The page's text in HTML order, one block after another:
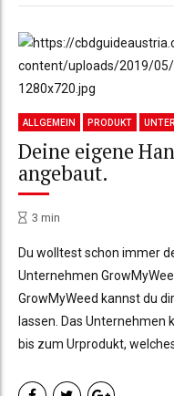
ALLGEMEIN PRODUKT
Deine eigene
angebaut.
3 min
Du wolltest schon immer
Unternehmen
GrowMyWeed kannst du
lassen. Das Unternehmen
bis zum Urprodukt,